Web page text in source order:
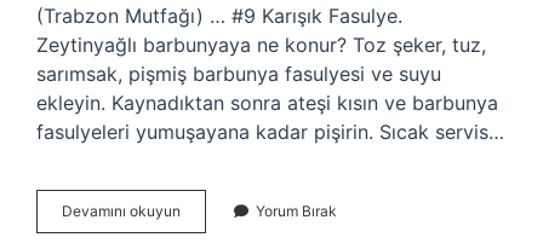
(Trabzon Mutfağı) … #9 Karışık Fasulye.
Zeytinyağlı barbunyaya ne konur? Toz şeker, tuz,
sarımsak, pişmiş barbunya fasulyesi ve suyu
ekleyin. Kaynadıktan sonra ateşi kısın ve barbunya
fasulyeleri yumuşayana kadar pişirin. Sıcak servis…
Devamını okuyun
Yagli
Yorum Bırak